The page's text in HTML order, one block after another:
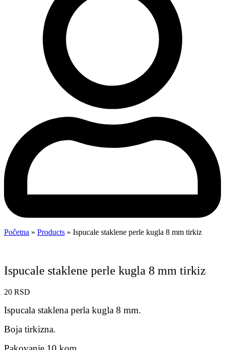
Početna » Products » Ispucale staklene perle kugla 8 mm tirkiz
Ispucale staklene perle kugla 8 mm tirkiz
20 RSD
Ispucala staklena perla kugla 8 mm.
Boja tirkizna.